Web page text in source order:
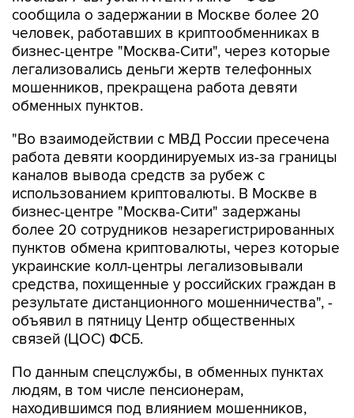
сообщила о задержании в Москве более 20
человек, работавших в криптообменниках в
бизнес-центре "Москва-Сити", через которые
легализовались деньги жертв телефонных
мошенников, прекращена работа девяти
обменных пунктов.
"Во взаимодействии с МВД России пресечена
работа девяти координируемых из-за границы
каналов вывода средств за рубеж с
использованием криптовалюты. В Москве в
бизнес-центре "Москва-Сити" задержаны
более 20 сотрудников незарегистрированных
пунктов обмена криптовалюты, через которые
украинские колл-центры легализовывали
средства, похищенные у российских граждан в
результате дистанционного мошенничества", -
объявил в пятницу Центр общественных
связей (ЦОС) ФСБ.
По данным спецслужбы, в обменных пунктах
людям, в том числе пенсионерам,
находившимся под влиянием мошенников,